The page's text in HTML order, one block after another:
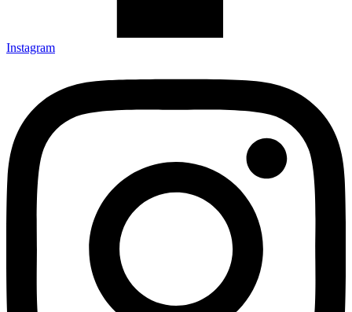
Instagram